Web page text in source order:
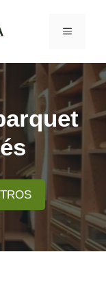
MENU